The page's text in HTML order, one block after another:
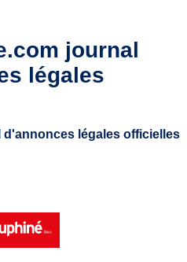
journal
légales
d'annonces légales officielles